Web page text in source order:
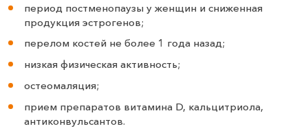
период постменопаузы у женщин и сниженная
продукция эстрогенов;
перелом костей не более 1 года назад;
низкая физическая активность;
остеомаляция;
прием препаратов витамина D, кальцитриола,
антиконвульсантов.